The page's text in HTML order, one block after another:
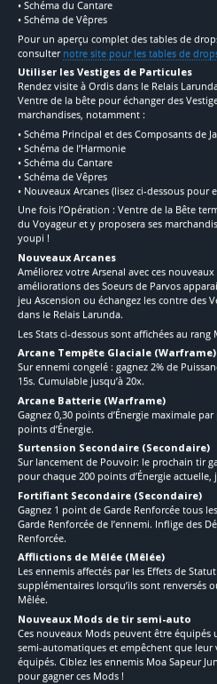
• Schéma du Cantare
• Schéma de Vêpres
Pour un aperçu complet des tables de
consulter notre site pour les tables de
Utiliser les Vestiges de Particules
Rendez visite à Ordis dans le Relais
Ventre de la bête pour échanger des
marchandises, notamment :
• Schéma Principal et des Composants de
• Schéma de l’Harmonie
• Schéma du Cantare
• Schéma de Vêpres
• Nouveaux Arcanes (lisez ci-dessous pour
Une fois l’Opération : Ventre de la Bête
du Voyageur et y proposera ses
youpi !
Nouveaux Arcanes
Améliorez votre Arsenal avec ces
améliorations des Soeurs de Parvos
jeu Ascension ou échangez les contre des
dans le Relais Larunda.
Les Stats ci-dessous sont affichées au rang
Arcane Tempête Glaciale (Warframe)
Sur ennemi congelé : gagnez 2% de
15s. Cumulable jusqu’à 20x.
Arcane Batterie (Warframe)
Gagnez 0,30 points d’Énergie maximale
points d’Énergie.
Surtension Secondaire (Secondaire)
Sur lancement de Pouvoir: le prochain tir
pour chaque 200 points d’Énergie actuelle,
Fortifiant Secondaire (Secondaire)
Gagnez 1 point de Garde Renforcée tous
Garde Renforcée de l’ennemi. Inflige des
Renforcée.
Afflictions de Mêlée (Mêlée)
Les ennemis affectés par les Effets de
supplémentaires lorsqu’ils sont renversés
Mêlée.
Nouveaux Mods de tir semi-auto
Ces nouveaux Mods peuvent être équipés
semi-automatiques et empêchent que
équipés. Ciblez les ennemis Moa Sapeur
pour gagner ces Mods !